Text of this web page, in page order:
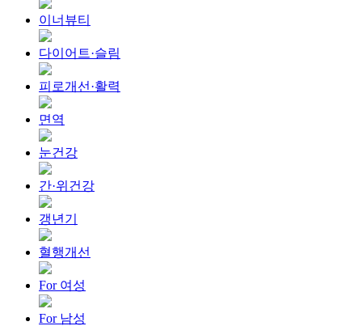
이너뷰티
다이어트·슬림
피로개선·활력
면역
눈건강
간·위건강
갱년기
혈행개선
For 여성
For 남성